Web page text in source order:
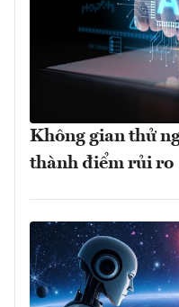
Không gian thử
thành điểm rủi ro